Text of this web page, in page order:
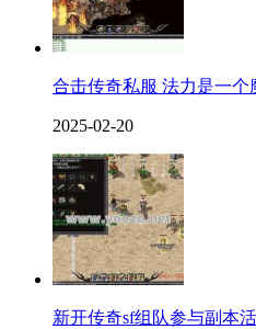
合击传奇私服 法力是一
2025-02-20
新开传奇sf组队参与副本